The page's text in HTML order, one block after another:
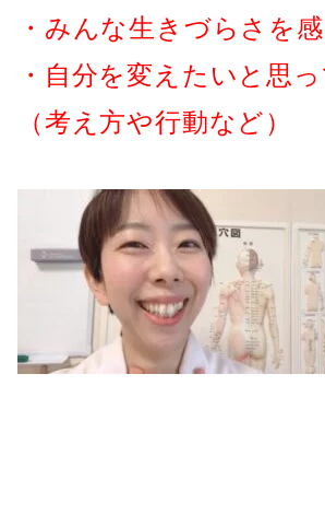
・みんな生きづらさを感
・自分を変えたいと思っ
（考え方や行動など）